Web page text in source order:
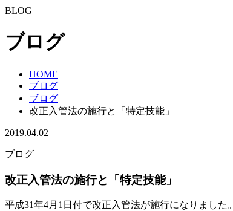
BLOG
ブログ
HOME
ブログ
ブログ
改正入管法の施行と「特定技能」
2019.04.02
ブログ
改正入管法の施行と「特定技能」
平成31年4月1日付で改正入管法が施行になりました。